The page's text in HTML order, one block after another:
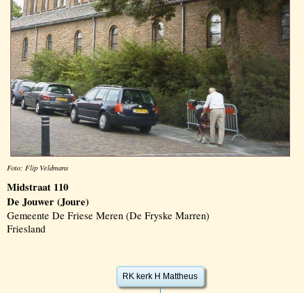
Foto: Flip Veldmans
Midstraat 110
De Jouwer (Joure)
Gemeente De Friese Meren (De Fryske Marren)
Friesland
RK kerk H Mattheus